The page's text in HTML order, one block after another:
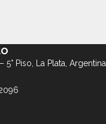
Piso, La Plata, Argentina